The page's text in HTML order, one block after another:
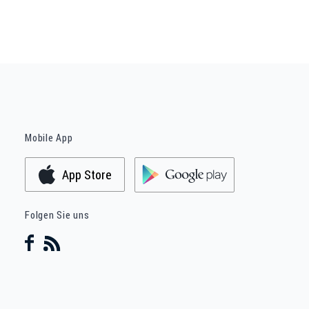
Mobile App
App Store
Folgen Sie uns